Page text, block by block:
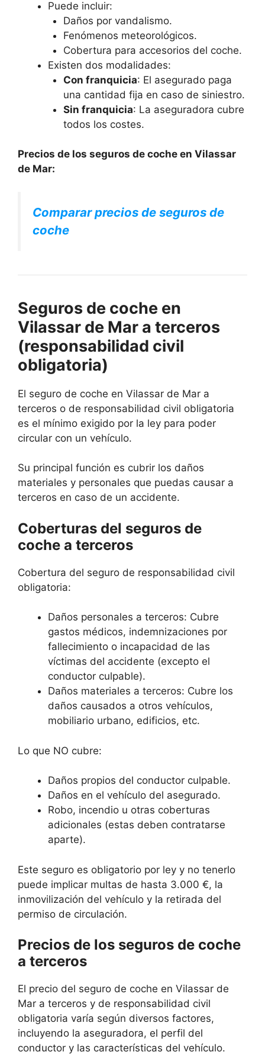
Puede incluir:
Daños por vandalismo.
Fenómenos meteorológicos.
Cobertura para accesorios del coche.
Existen dos modalidades:
Con franquicia: El asegurado paga
una cantidad fija en caso de siniestro.
Sin franquicia: La aseguradora cubre
todos los costes.
Precios de los seguros de coche en Vilassar
de Mar:
Comparar precios de seguros de
coche
Seguros de coche en
Vilassar de Mar a terceros
(responsabilidad civil
obligatoria)
El seguro de coche en Vilassar de Mar a
terceros o de responsabilidad civil obligatoria
es el mínimo exigido por la ley para poder
circular con un vehículo.
Su principal función es cubrir los daños
materiales y personales que puedas causar a
terceros en caso de un accidente.
Coberturas del seguros de
coche a terceros
Cobertura del seguro de responsabilidad civil
obligatoria:
Daños personales a terceros: Cubre
gastos médicos, indemnizaciones por
fallecimiento o incapacidad de las
víctimas del accidente (excepto el
conductor culpable).
Daños materiales a terceros: Cubre los
daños causados a otros vehículos,
mobiliario urbano, edificios, etc.
Lo que NO cubre:
Daños propios del conductor culpable.
Daños en el vehículo del asegurado.
Robo, incendio u otras coberturas
adicionales (estas deben contratarse
aparte).
Este seguro es obligatorio por ley y no tenerlo
puede implicar multas de hasta 3.000 €, la
inmovilización del vehículo y la retirada del
permiso de circulación.
Precios de los seguros de coche
a terceros
El precio del seguro de coche en Vilassar de
Mar a terceros y de responsabilidad civil
obligatoria varía según diversos factores,
incluyendo la aseguradora, el perfil del
conductor y las características del vehículo.